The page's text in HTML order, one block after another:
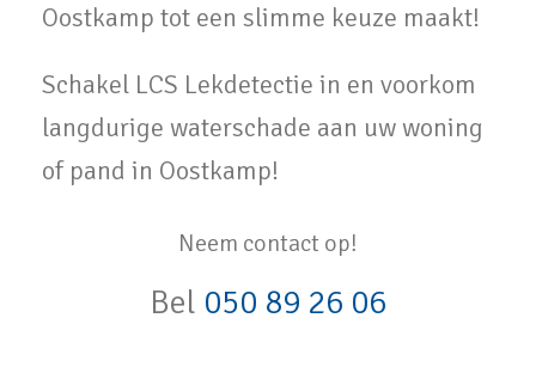
Oostkamp tot een slimme keuze maakt!
Schakel LCS Lekdetectie in en voorkom
langdurige waterschade aan uw woning
of pand in Oostkamp!
Neem contact op!
Bel 050 89 26 06